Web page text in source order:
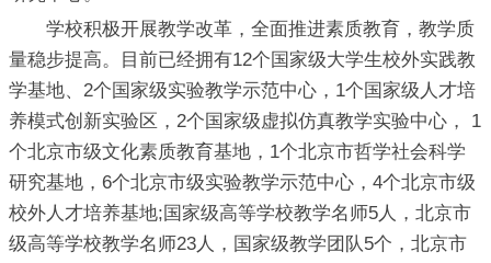
学校积极开展教学改革，全面推进素质教育，教学质
量稳步提高。目前已经拥有12个国家级大学生校外实践教
学基地、2个国家级实验教学示范中心，1个国家级人才培
养模式创新实验区，2个国家级虚拟仿真教学实验中心， 1
个北京市级文化素质教育基地，1个北京市哲学社会科学
研究基地，6个北京市级实验教学示范中心，4个北京市级
校外人才培养基地;国家级高等学校教学名师5人，北京市
级高等学校教学名师23人，国家级教学团队5个，北京市